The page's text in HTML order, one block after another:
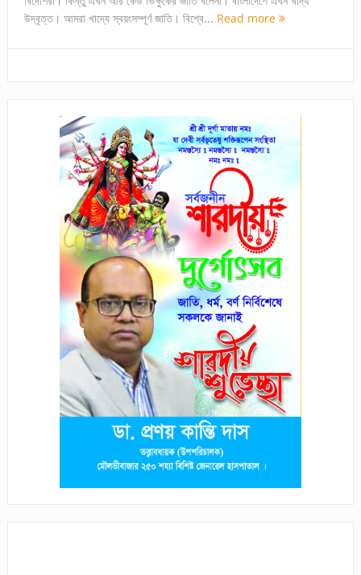
উদ্বৃত্ত। আমরা খাদ্যে স্বয়ংসম্পূর্ণ জাতি। বিশ্বে... Read more